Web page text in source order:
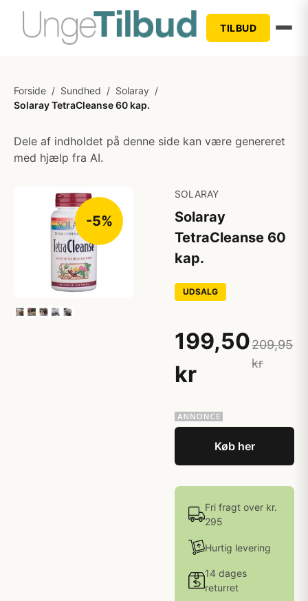
TILBUD
Forside / Sundhed / Solaray /
Solaray TetraCleanse 60 kap.
Dele af indholdet på denne side kan være genereret
med hjælp fra AI.
-5%
SOLARAY
Solaray
TetraCleanse 60
kap.
UDSALG
199,50
kr
209,95
kr
Køb her
Fri fragt over kr.
295
Hurtig levering
14 dages
returret